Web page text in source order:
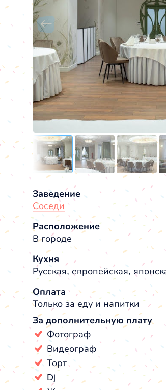
Заведение
Соседи
Расположение
В городе
Кухня
Русская, европейская,
Оплата
Только за еду и напитки
За дополнительную плату
Фотограф
Видеограф
Торт
Dj